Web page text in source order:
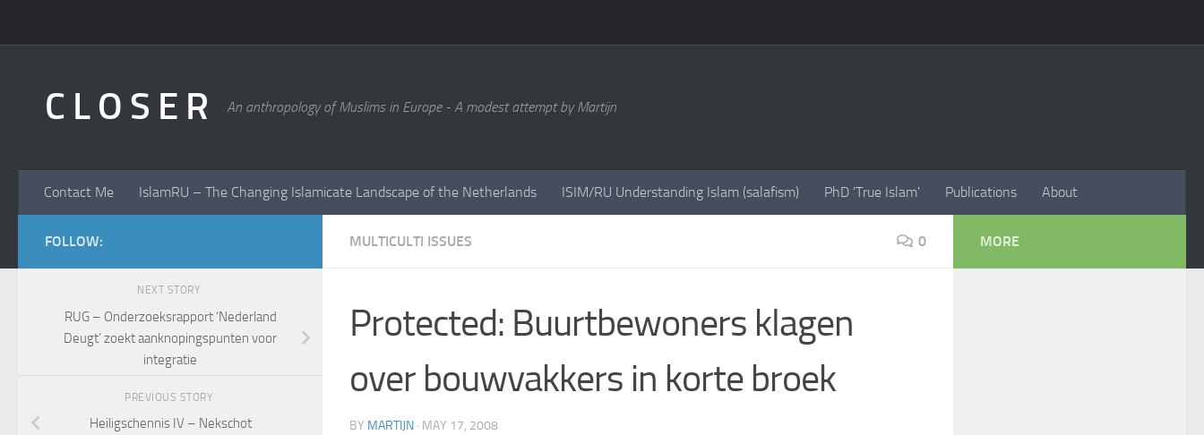
C L O S E R An anthropology of Muslims in Europe - A modest attempt by Martijn
Contact Me IslamRU – The Changing Islamicate Landscape of the Netherlands ISIM/RU Understanding Islam (salafism) PhD 'True Islam' Publications About
MULTICULTI ISSUES 0
Protected: Buurtbewoners klagen
over bouwvakkers in korte broek
BY MARTIJN · MAY 17, 2008
FOLLOW:
NEXT STORY
RUG – Onderzoeksrapport ‘Nederland
Deugt’ zoekt aanknopingspunten voor
integratie
PREVIOUS STORY
Heiligschennis IV – Nekschot
MORE